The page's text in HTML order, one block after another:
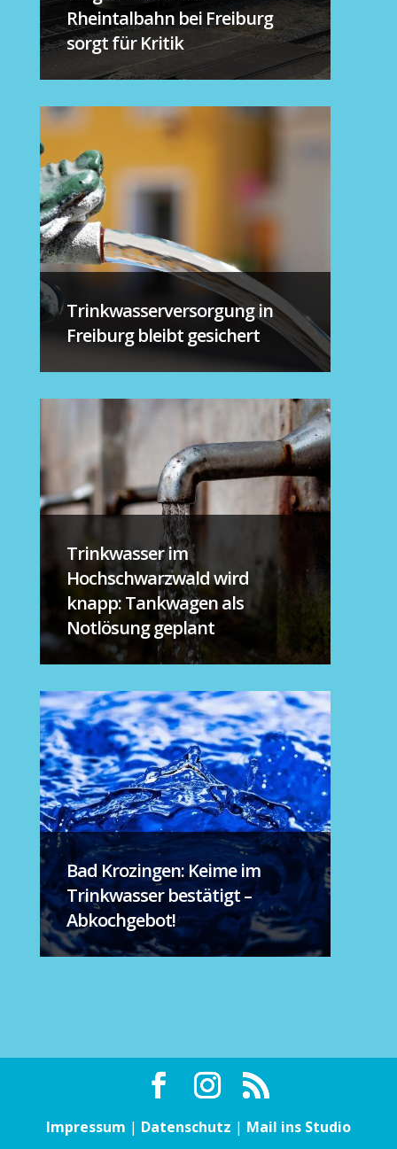
Rheintalbahn bei Freiburg
sorgt für Kritik
Trinkwasserversorgung in
Freiburg bleibt gesichert
Trinkwasser im
Hochschwarzwald wird
knapp: Tankwagen als
Notlösung geplant
Bad Krozingen: Keime im
Trinkwasser bestätigt –
Abkochgebot!
Impressum | Datenschutz | Mail ins Studio